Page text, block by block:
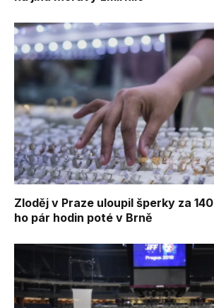
Zloděj v Praze uloupil šperky za
ho pár hodin poté v Brně